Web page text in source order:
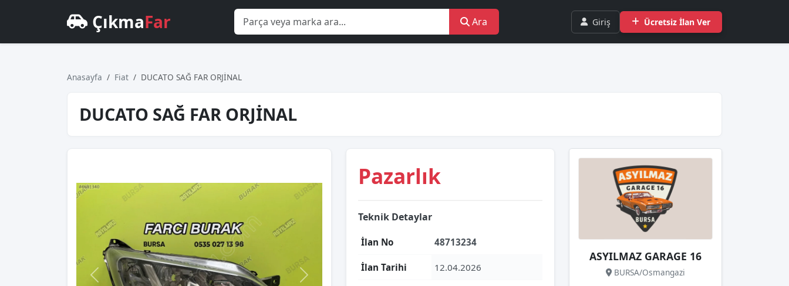
ÇıkmaFar Ara Giriş Ücretsiz İlan Ver
Anasayfa Fiat DUCATO SAĞ FAR ORJİNAL
DUCATO SAĞ FAR ORJİNAL
Pazarlık
Teknik Detaylar
İlan No 48713234
İlan Tarihi 12.04.2026
ASYILMAZ GARAGE 16
BURSA/Osmangazi